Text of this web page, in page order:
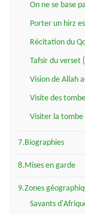
On ne se base
Porter un hirz
Récitation du
Tafsir du verset
Vision de Allah
Visite des
Visiter la tombe
7.Biographies
8.Mises en garde
9.Zones
Savants